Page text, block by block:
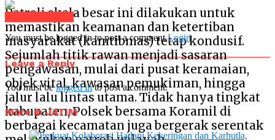
Patroli skala besar ini dilakukan untuk
memastikan keamanan dan ketertiban
masyarakat (kamtibmas) tetap kondusif.
Sejumlah titik rawan menjadi sasaran
pengawasan, mulai dari pusat keramaian,
objek vital, kawasan pemukiman, hingga
jalur lalu lintas utama. Tidak hanya tingkat
kabupaten, Polsek bersama Koramil di
berbagai kecamatan juga bergerak serentak
You must be logged in to post a commentLogin
Leave a Reply
You must belogged into post a comment.
More in JATIM